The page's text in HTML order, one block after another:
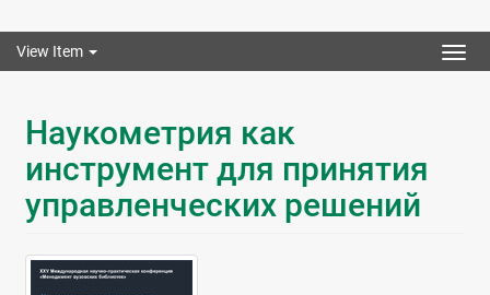
View Item
Наукометрия как
инструмент для принятия
управленческих решений